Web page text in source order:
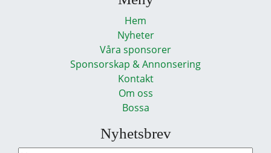
Hem
Nyheter
Våra sponsorer
Sponsorskap & Annonsering
Kontakt
Om oss
Bossa
Nyhetsbrev